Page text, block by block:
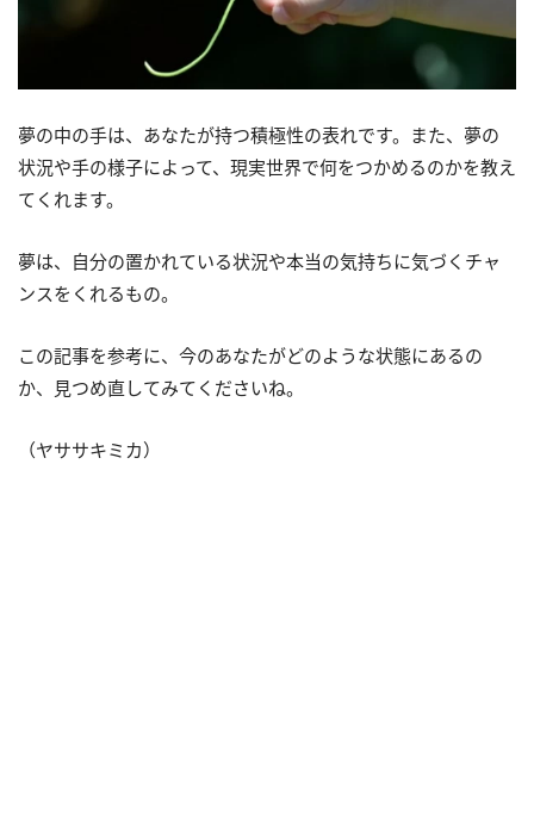
夢の中の手は、あなたが持つ積極性の表れです。また、夢の
状況や手の様子によって、現実世界で何をつかめるのかを教え
てくれます。
夢は、自分の置かれている状況や本当の気持ちに気づくチャ
ンスをくれるもの。
この記事を参考に、今のあなたがどのような状態にあるの
か、見つめ直してみてくださいね。
（ヤササキミカ）